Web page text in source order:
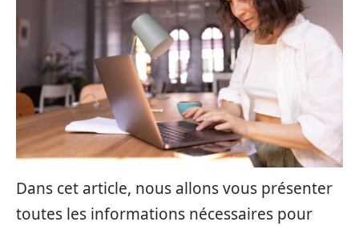
Dans cet article, nous allons vous présenter
toutes les informations nécessaires pour